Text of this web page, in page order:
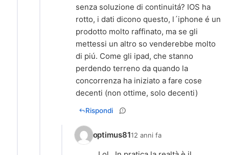
senza soluzione di continuitá? IOS ha
rotto, i dati dicono questo, l´iphone é un
prodotto molto raffinato, ma se gli
mettessi un altro so venderebbe molto
di piú. Come gli ipad, che stanno
perdendo terreno da quando la
concorrenza ha iniziato a fare cose
decenti (non ottime, solo decenti)
Rispondi
optimus8112 anni fa